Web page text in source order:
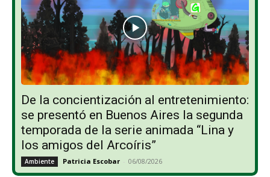
De la concientización al entretenimiento:
se presentó en Buenos Aires la segunda
temporada de la serie animada “Lina y
los amigos del Arcoíris”
Ambiente Patricia Escobar - 06/08/2026